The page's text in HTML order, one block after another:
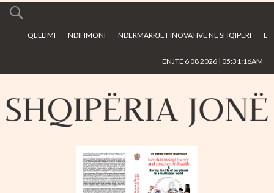
main
QËLLIMI NDIHMONI NDËRMARRJET INOVATIVE NË SHQIPËRI E
ENJTE 6 08 2026 | 05:31:16AM